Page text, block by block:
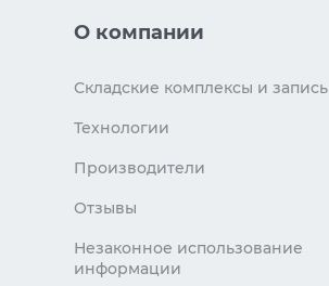
О компании
Складские комплексы и запись
Технологии
Производители
Отзывы
Незаконное использование
информации